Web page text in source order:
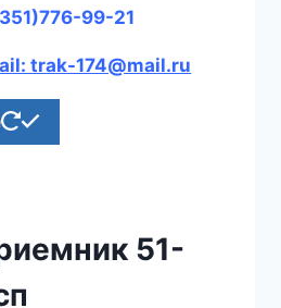
99-21
trak-174@mail.ru
51-